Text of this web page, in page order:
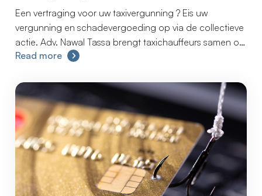
Een vertraging voor uw taxivergunning ? Eis uw
vergunning en schadevergoeding op via de collectieve
actie. Adv. Nawal Tassa brengt taxichauffeurs samen om
als groep actie te ondernemen en de wachttijd voor
Read more